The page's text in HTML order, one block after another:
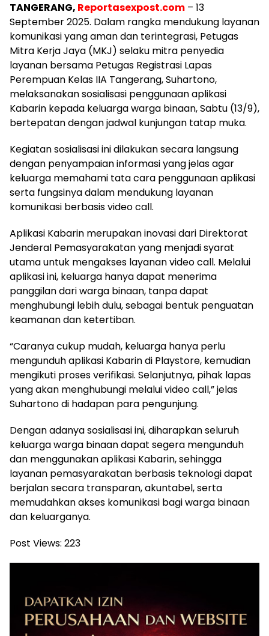
TANGERANG, Reportasexpost.com – 13
September 2025. Dalam rangka mendukung layanan
komunikasi yang aman dan terintegrasi, Petugas
Mitra Kerja Jaya (MKJ) selaku mitra penyedia
layanan bersama Petugas Registrasi Lapas
Perempuan Kelas IIA Tangerang, Suhartono,
melaksanakan sosialisasi penggunaan aplikasi
Kabarin kepada keluarga warga binaan, Sabtu (13/9),
bertepatan dengan jadwal kunjungan tatap muka.
Kegiatan sosialisasi ini dilakukan secara langsung
dengan penyampaian informasi yang jelas agar
keluarga memahami tata cara penggunaan aplikasi
serta fungsinya dalam mendukung layanan
komunikasi berbasis video call.
Aplikasi Kabarin merupakan inovasi dari Direktorat
Jenderal Pemasyarakatan yang menjadi syarat
utama untuk mengakses layanan video call. Melalui
aplikasi ini, keluarga hanya dapat menerima
panggilan dari warga binaan, tanpa dapat
menghubungi lebih dulu, sebagai bentuk penguatan
keamanan dan ketertiban.
“Caranya cukup mudah, keluarga hanya perlu
mengunduh aplikasi Kabarin di Playstore, kemudian
mengikuti proses verifikasi. Selanjutnya, pihak lapas
yang akan menghubungi melalui video call,” jelas
Suhartono di hadapan para pengunjung.
Dengan adanya sosialisasi ini, diharapkan seluruh
keluarga warga binaan dapat segera mengunduh
dan menggunakan aplikasi Kabarin, sehingga
layanan pemasyarakatan berbasis teknologi dapat
berjalan secara transparan, akuntabel, serta
memudahkan akses komunikasi bagi warga binaan
dan keluarganya.
Post Views: 223